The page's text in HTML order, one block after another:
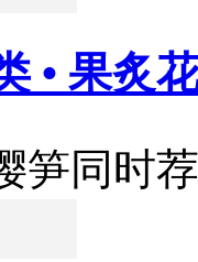
• 果炙
笋同时